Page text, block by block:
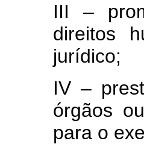
III –
direitos
jurídico;
IV –
órgãos
para o